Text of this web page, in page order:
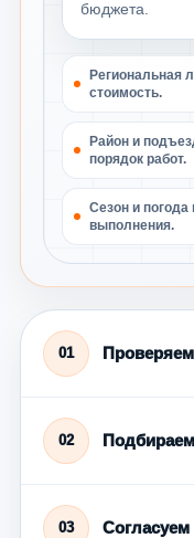
бюджета.
Региональная
стоимость.
Район и
порядок работ.
Сезон и
выполнения.
01
02
03